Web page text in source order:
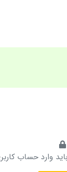
وارد حساب